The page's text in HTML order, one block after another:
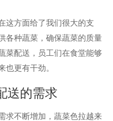
方面给了我们很大的支
各种蔬菜，确保蔬菜的质量
菜配送，员工们在食堂能够
也更有干劲。
送的需求
不断增加，蔬菜色拉越来